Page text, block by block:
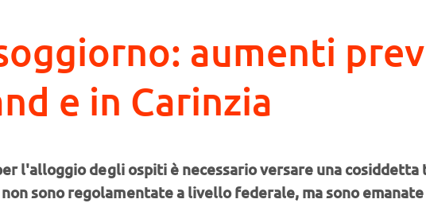
aumenti
e in Carinzia
l'alloggio degli ospiti è necessario versare una cosiddetta
sono regolamentate a livello federale, ma sono